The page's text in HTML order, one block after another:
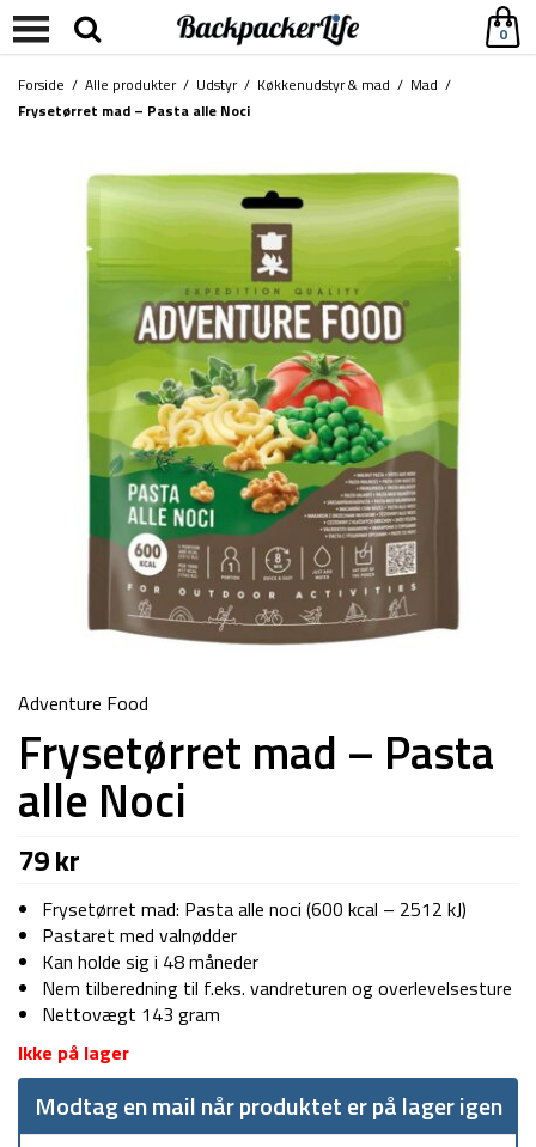
0
Forside / Alle produkter/ Udstyr/ Køkkenudstyr & mad / Mad /
Frysetørret mad – Pasta alle Noci
Adventure Food
Frysetørret mad – Pasta
alle Noci
79kr
Frysetørret mad: Pasta alle noci (600 kcal – 2512 kJ)
Pastaret med valnødder
Kan holde sig i 48 måneder
Nem tilberedning til f.eks. vandreturen og overlevelsesture
Nettovægt 143 gram
Ikke på lager
Modtag en mail når produktet er på lager igen